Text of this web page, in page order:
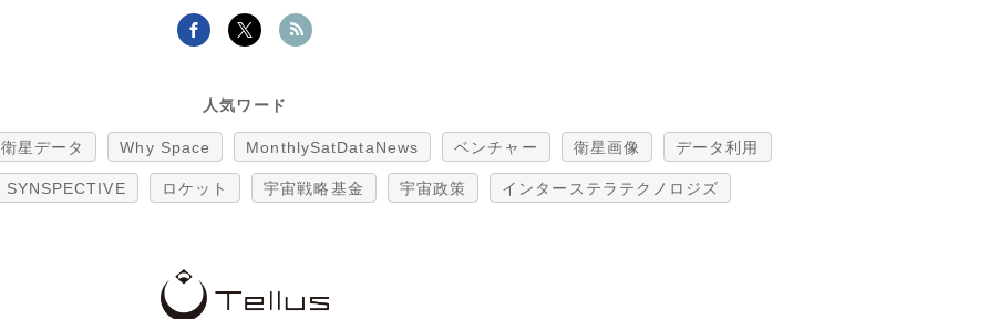
人気ワード
衛星データ Why Space MonthlySatDataNews ベンチャー 衛星画像 データ利用
SYNSPECTIVE ロケット 宇宙戦略基金 宇宙政策 インターステラテクノロジズ